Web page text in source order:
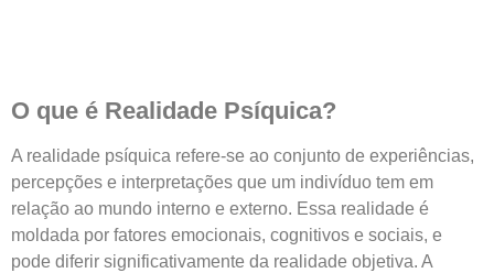
O que é Realidade Psíquica?
A realidade psíquica refere-se ao conjunto de experiências,
percepções e interpretações que um indivíduo tem em
relação ao mundo interno e externo. Essa realidade é
moldada por fatores emocionais, cognitivos e sociais, e
pode diferir significativamente da realidade objetiva. A